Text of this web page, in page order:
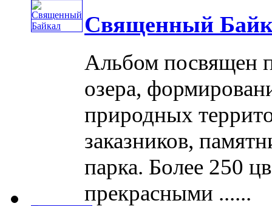
Священный
Альбом посвящен
озера,
природных
заказников,
парка. Более 250
прекрасными ......